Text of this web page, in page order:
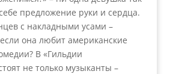
предложение руки и сердца.
с накладными усами –
она любит американские
В «Гильдии
не только музыканты –